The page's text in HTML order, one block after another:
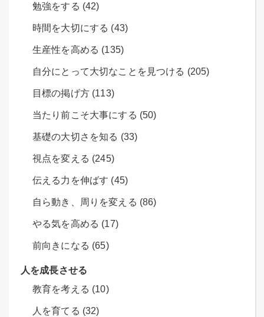
勉強をする (42)
時間を大切にする (43)
生産性を高める (135)
自分にとって大切なことを見つける (205)
目標の掲げ方 (113)
当たり前こそ大事にする (50)
基礎の大切さを知る (33)
視点を変える (245)
伝える力を伸ばす (45)
自ら動き、周りを変える (86)
やる気を高める (17)
前向きになる (65)
人を成長させる
教育を考える (10)
人を育てる (32)